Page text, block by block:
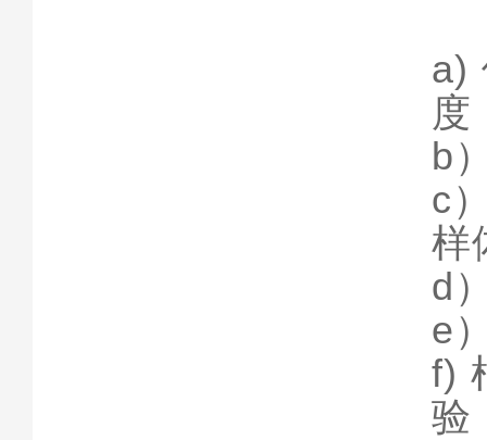
a)
度
b
c
样
d
e
f)
验